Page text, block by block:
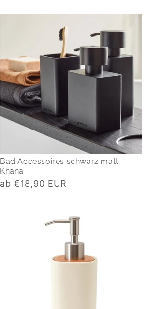
Bad Accessoires schwarz matt
Khana
Normaler
ab €18,90 EUR